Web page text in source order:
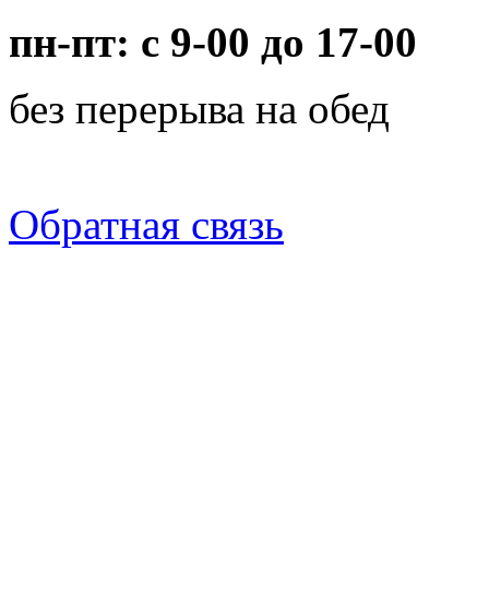
пн-пт: с 9-00 до 17-00
без перерыва на обед
Обратная связь